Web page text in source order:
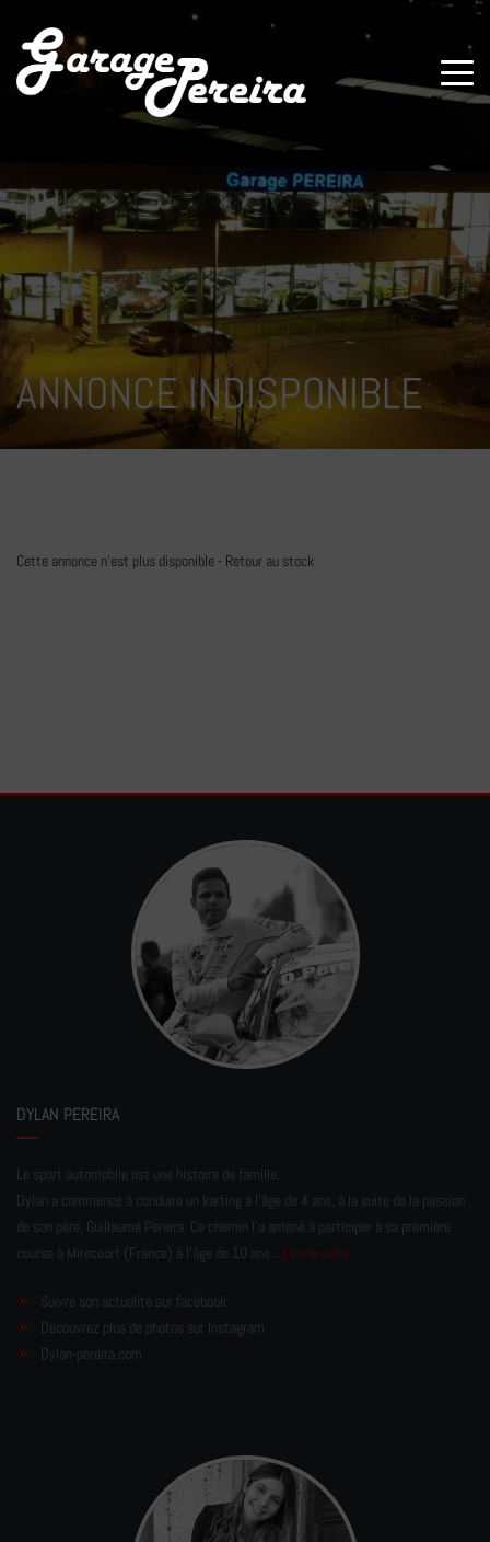
ANNONCE INDISPONIBLE
Cette annonce n'est plus disponible - Retour au stock
DYLAN PEREIRA
Le sport automobile est une histoire de famille.
Dylan a commencé à conduire un karting à l’âge de 4 ans, à la suite de la passion
de son père, Guillaume Pereira. Ce chemin l'a amené à participer à sa première
course à Mirecourt (France) à l'âge de 10 ans... Lire la suite
Suivre son actualité sur facebook
Découvrez plus de photos sur Instagram
Dylan-pereira.com
Paramètres avancés des cookies